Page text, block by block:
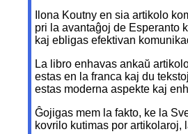
Ilona Koutny en sia artikolo
pri la avantaĝoj de Esperanto
kaj ebligas efektivan
La libro enhavas ankaŭ
estas en la franca kaj du
estas moderna aspekte kaj
Ĝojigas mem la fakto, ke la
kovrilo kutimas por artikolaroj,